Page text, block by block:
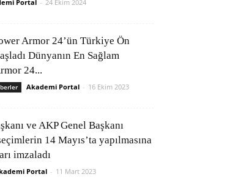
Portal - 24 Ekim 2024
Armor 24’ün Türkiye Ön
Dünyanın En Sağlam
24...
Akademi Portal - 16 Ekim 2023
ve AKP Genel Başkanı
14 Mayıs’ta yapılmasına
imzaladı
Portal - 11 Mart 2023